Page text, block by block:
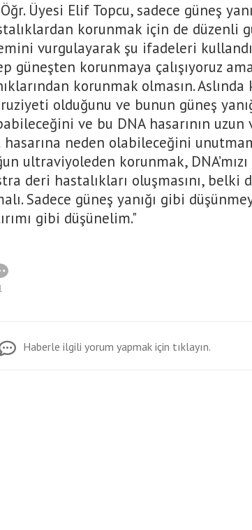
Üyesi Elif Topcu, sadece güneş
korunmak için de düzenli
vurgulayarak şu ifadeleri
güneşten korunmaya çalışıyoruz
korunmak olmasın.
olduğunu ve bunun güneş
ve bu DNA hasarının
neden olabileceğini
ultraviyoleden korunmak,
deri hastalıkları oluşmasını,
Sadece güneş yanığı gibi
gibi düşünelim."
Haberle ilgili yorum yapmak için tıklayın.